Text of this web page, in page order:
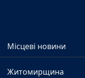
Місцеві новини
Житомирщина